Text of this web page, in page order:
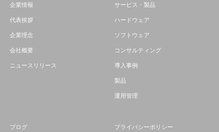
企業情報
代表挨拶
企業理念
会社概要
ニュースリリース
サービス・製品
ハードウェア
ソフトウェア
コンサルティング
導入事例
製品
運用管理
ブログ
プライバシーポリシー